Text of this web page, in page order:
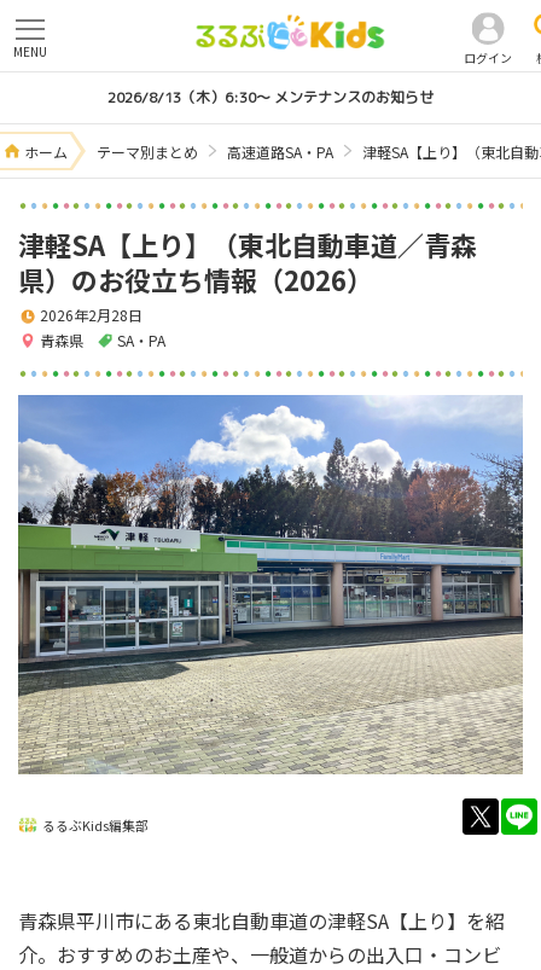
ログイン
MENU
2026/8/13（木）6:30～ メンテナンスのお知らせ
ホーム テーマ別まとめ 高速道路SA・PA 津軽SA【上り】（東北自
津軽SA【上り】（東北自動車道／青森
県）のお役立ち情報（2026）
青森県 SA・PA
2026年2月28日
るるぶKids編集部
青森県平川市にある東北自動車道の津軽SA【上り】を紹
介。おすすめのお土産や、一般道からの出入口・コンビ